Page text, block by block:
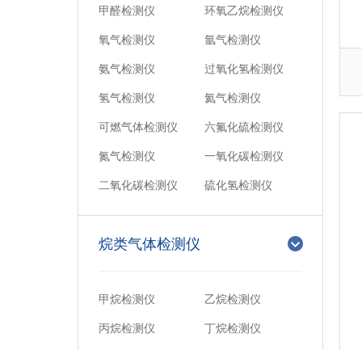
甲醛检测仪
环氧乙烷检测仪
氧气检测仪
氩气检测仪
氨气检测仪
过氧化氢检测仪
氢气检测仪
氦气检测仪
可燃气体检测仪
六氟化硫检测仪
氮气检测仪
一氧化碳检测仪
二氧化碳检测仪
硫化氢检测仪
烷类气体检测仪
甲烷检测仪
乙烷检测仪
丙烷检测仪
丁烷检测仪